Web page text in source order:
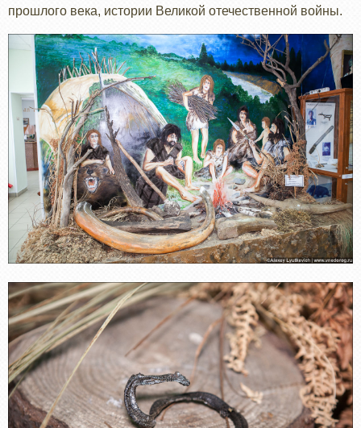
прошлого века, истории Великой отечественной войны.